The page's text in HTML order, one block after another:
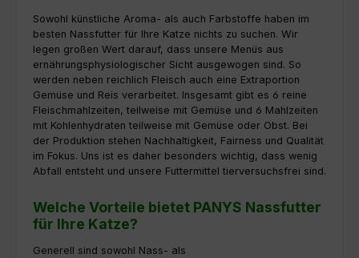
Sowohl künstliche Aroma- als auch Farbstoffe haben im
besten Nassfutter für Ihre Katze nichts zu suchen. Wir
legen großen Wert darauf, dass unsere Menüs aus
ernährungsphysiologischer Sicht ausgewogen sind. So
werden neben reichlich Fleisch auch eine Extraportion
Gemüse und Reis verarbeitet. Insgesamt gibt es 6 reine
Fleischmahlzeiten, teilweise mit Gemüse und 6 Mahlzeiten
mit Kohlenhydraten teilweise mit Gemüse oder Obst. Bei
der Produktion stehen Nachhaltigkeit, Fairness und Qualität
im Fokus. Uns ist es daher besonders wichtig, dass wenig
Abfall entsteht und unsere Futtermittel tierversuchsfrei sind.
Welche Vorteile bietet PANYS Nassfutter
für Ihre Katze?
Generell sind sowohl Nass- als